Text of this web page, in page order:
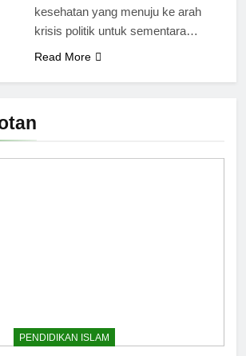
PENDIDIKAN ISLAM
kesehatan yang menuju ke arah
krisis politik untuk sementara…
Read More